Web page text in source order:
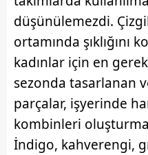
düşünülemezdi.
ortamında şıklığını
kadınlar için en
sezonda tasarlanan
parçalar, işyerinde
kombinleri
İndigo, kahverengi,